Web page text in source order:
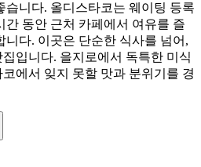
습니다. 올디스타코는 웨이팅 등록
간 동안 근처 카페에서 여유를 즐
니다. 이곳은 단순한 식사를 넘어,
입니다. 을지로에서 독특한 미식
에서 잊지 못할 맛과 분위기를 경